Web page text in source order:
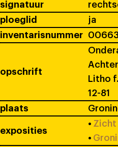
signatuur
ploeglid
ja
inventarisnummer
opschrift
Litho
12-81
plaats
exposities
• Zicht
•